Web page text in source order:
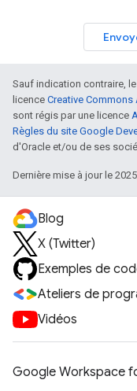
Sauf indication contraire,
licence Creative
sont régis par une licence
Règles du site Google
d'Oracle et/ou de ses
Dernière mise à jour le
Blog
X (Twitter)
Exemples de
Ateliers de
Vidéos
Google Workspace